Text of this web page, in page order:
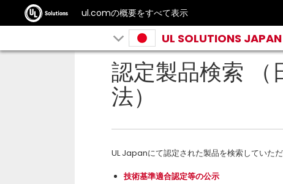
ul.comの概要をすべて表示
UL SOLUTIONS JAPAN
認定製品検索 （
法）
UL Japanにて認定された製品を検索していただ
技術基準適合認定等の公示